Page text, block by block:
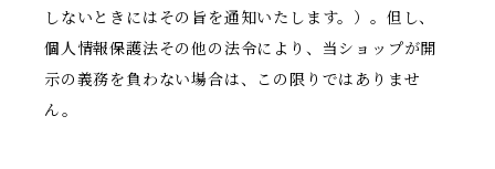
しないときにはその旨を通知いたします。）。但し、
個人情報保護法その他の法令により、当ショップが開
示の義務を負わない場合は、この限りではありませ
ん。